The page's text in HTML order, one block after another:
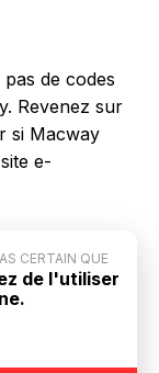
de codes
Revenez sur
si Macway
e-
CERTAIN QUE
de l'utiliser